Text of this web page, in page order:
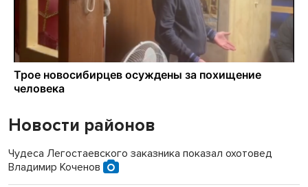
Новости районов
Чудеса Легостаевского заказника показал охотовед
Владимир Коченов